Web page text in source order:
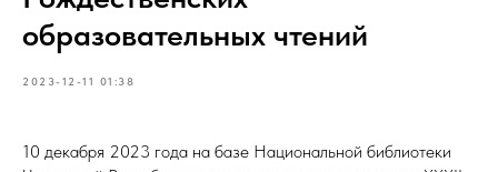
образовательных чтений
2023-12-11 01:38
10 декабря 2023 года на базе Национальной библиотеки